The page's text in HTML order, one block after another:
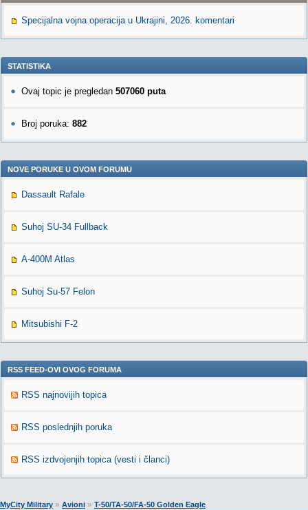
Specijalna vojna operacija u Ukrajini, 2026. komentari
STATISTIKA
Ovaj topic je pregledan 507060 puta
Broj poruka: 882
NOVE PORUKE U OVOM FORUMU
Dassault Rafale
Suhoj SU-34 Fullback
A-400M Atlas
Suhoj Su-57 Felon
Mitsubishi F-2
RSS FEED-OVI OVOG FORUMA
RSS najnovijih topica
RSS poslednjih poruka
RSS izdvojenjih topica (vesti i članci)
MyCity Military » Avioni » T-50/TA-50/FA-50 Golden Eagle